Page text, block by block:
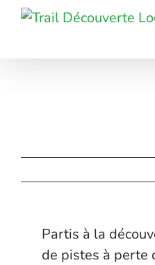
Passer
Partis à la
de pistes à perte